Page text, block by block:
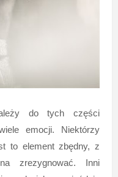
do tych części
emocji. Niektórzy
to element zbędny, z
zrezygnować. Inni